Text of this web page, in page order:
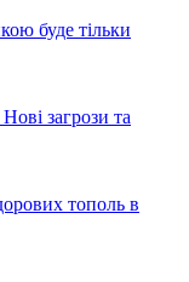
буде тільки
загрози та
тополь в